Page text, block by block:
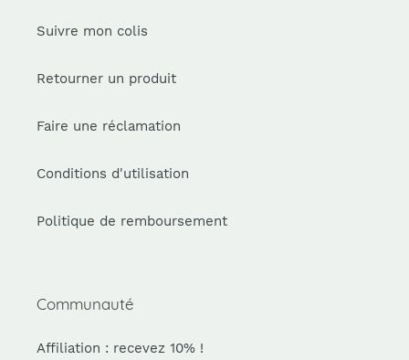
Suivre mon colis
Retourner un produit
Faire une réclamation
Conditions d'utilisation
Politique de remboursement
Communauté
Affiliation : recevez 10% !